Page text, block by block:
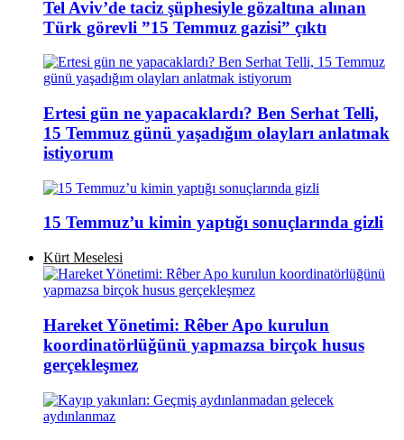
Tel Aviv’de taciz şüphesiyle gözaltına alınan
Türk görevli ”15 Temmuz gazisi” çıktı
Ertesi gün ne yapacaklardı? Ben Serhat Telli,
15 Temmuz günü yaşadığım olayları anlatmak
istiyorum
15 Temmuz’u kimin yaptığı sonuçlarında gizli
Kürt Meselesi
Hareket Yönetimi: Rêber Apo kurulun
koordinatörlüğünü yapmazsa birçok husus
gerçekleşmez